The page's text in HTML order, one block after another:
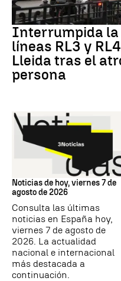
RODALÍES
Interrumpida la
líneas RL3 y
Lleida tras el
persona
Noticias de hoy, viernes 7 de
agosto de 2026
Consulta las últimas
noticias en España hoy,
viernes 7 de agosto de
2026. La actualidad
nacional e internacional
más destacada a
continuación.